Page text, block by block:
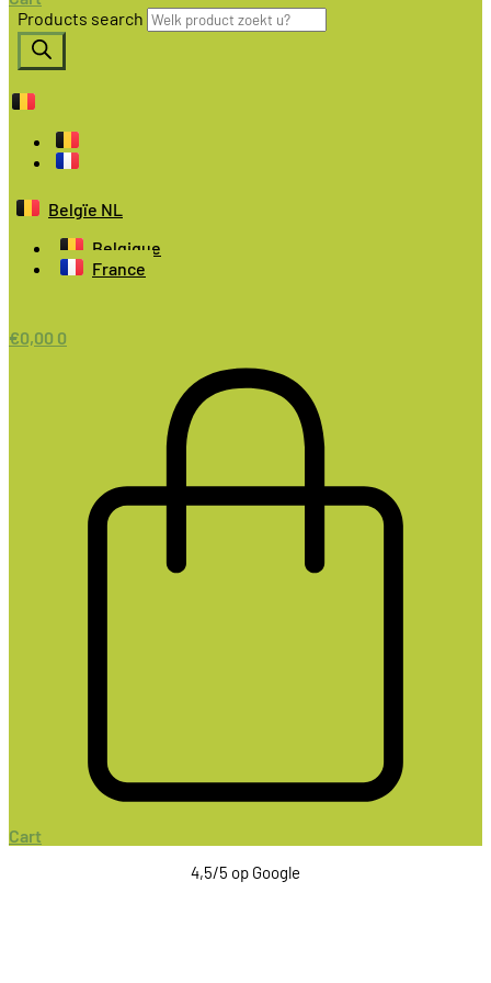
Products search
Belgïe NL
Belgique
France
€0,00 0
Cart
4,5/5 op Google